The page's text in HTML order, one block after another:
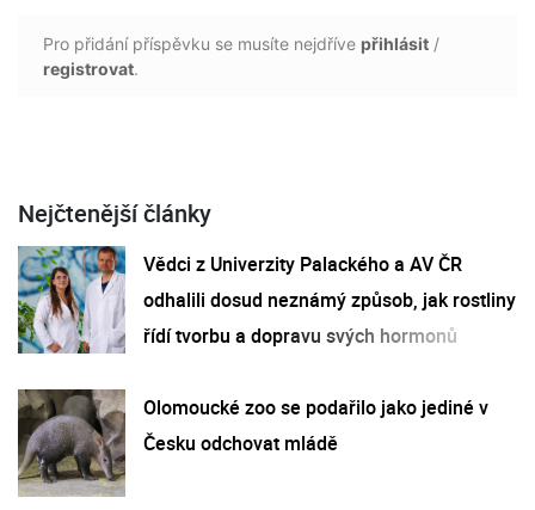
Pro přidání příspěvku se musíte nejdříve přihlásit /
registrovat.
Nejčtenější články
Vědci z Univerzity Palackého a AV ČR
odhalili dosud neznámý způsob, jak rostliny
řídí tvorbu a dopravu svých hormonů
Olomoucké zoo se podařilo jako jediné v
Česku odchovat mládě